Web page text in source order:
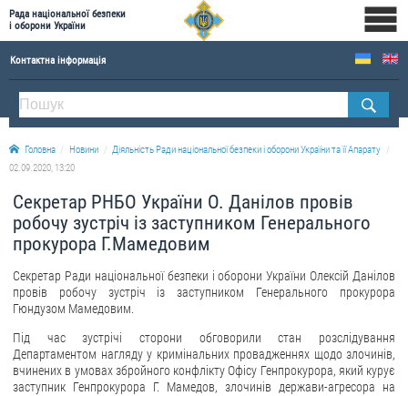
Рада національної безпеки
і оборони України
Контактна інформація
ПРО РНБОУ
Склад Ради національної безпеки і оборони України
Апарат Ради національної безпеки і оборони України
Історична довідка про діяльність Ради національної безпеки і оборони України
ОФІЦІЙНІ ДОКУМЕНТИ
ПРЕСЦЕНТР
Drone Deals
Фотогалерея
Головна Новини
Діяльність Ради національної безпеки і оборони України та її Апарату
02.09.2020, 13:20
Секретар РНБО України О. Данілов провів
робочу зустріч із заступником Генерального
прокурора Г.Мамедовим
Секретар Ради національної безпеки і оборони України Олексій Данілов
провів робочу зустріч із заступником Генерального прокурора
Гюндузом Мамедовим.
Під час зустрічі сторони обговорили стан розслідування
Департаментом нагляду у кримінальних провадженнях щодо злочинів,
вчинених в умовах збройного конфлікту Офісу Генпрокурора, який курує
заступник Генпрокурора Г. Мамедов, злочинів держави-агресора на